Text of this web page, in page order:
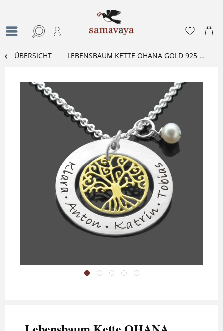
ÜBERSICHT LEBENSBAUM KETTE OHANA GOLD 925 SILBERKETTE MIT NAMENSGRAVUR FAMILIENKETTE